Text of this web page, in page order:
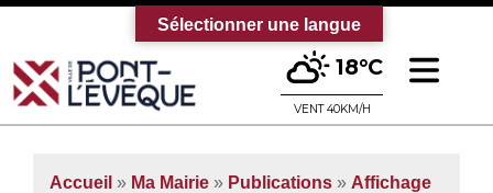
Bienvenue sur le site officiel de la
18°C
VENT 40KM/H
Accueil » Ma Mairie » Publications » Affichage
Sélectionner une langue